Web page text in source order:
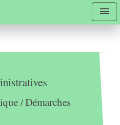
menu
/Démarches